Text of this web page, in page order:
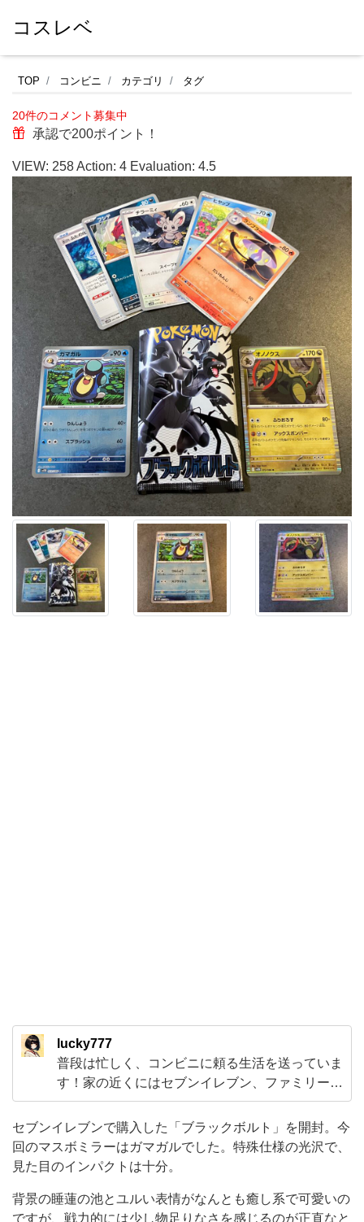
コスレベ
セ
ブ
ン
レ
ブ
ン
で
購
入
し
た
「ブ
ラ
ッ
ク
ボ
ル
ト」
を
開
封。
今
特
殊
様
の
光
沢
で、
TOP コンビニ カテゴリ タグ
20件のコメント募集中
承認で200ポイント！
VIEW: 258Action: 4 Evaluation: 4.5
lucky777
普段は忙しく、コンビニに頼る生活を送っていま
す！家の近くにはセブンイレブン、ファミリーマ
ート、ローソンがあり、便利で助かっています。
一番好きなコンビニはセブンイレブンで、おにぎ
りやスイーツが特にお気に入りです。 でも、フ
ァミリーマートも好きで、ファミチキやスナック
セブンイレブンで購入した「ブラックボルト」を開封。今
回のマスボミラーはガマガルでした。特殊仕様の光沢で、
見た目のインパクトは十分。
背景の睡蓮の池とユルい表情がなんとも癒し系で可愛いの
ですが、戦力的には少し物足りなさを感じるのが正直なと